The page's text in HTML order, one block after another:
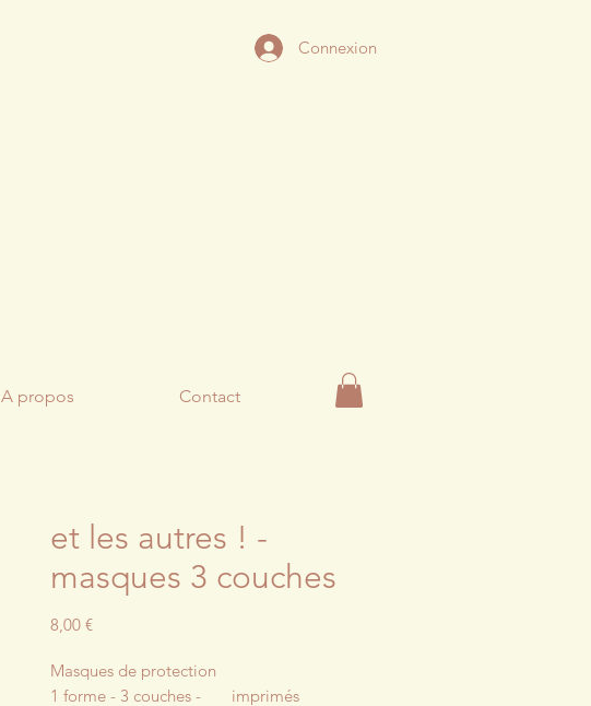
et les autres ! -
masques 3 couches
8,00 €Prix
Masques de protection
1 forme - 3 couches - imprimés
A propos Contact
Connexion